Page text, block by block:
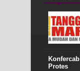
Protes